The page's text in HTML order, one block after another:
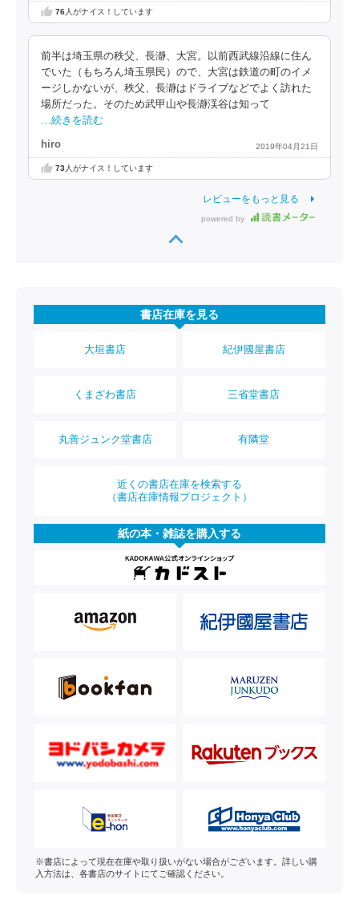
76人がナイス！しています
前半は埼玉県の秩父、長瀞、大宮。以前西武線沿線に住ん
でいた（もちろん埼玉県民）ので、大宮は鉄道の町のイメ
ージしかないが、秩父、長瀞はドライブなどでよく訪れた
場所だった。そのため武甲山や長瀞渓谷は知って
…続きを読む
hiro 2019年04月21日
73人がナイス！しています
レビューをもっと見る
powered by
書店在庫を見る
大垣書店 紀伊國屋書店
くまざわ書店 三省堂書店
丸善ジュンク堂書店 有隣堂
近くの書店在庫を検索する
（書店在庫情報プロジェクト）
紙の本・雑誌を購入する
※書店によって現在在庫や取り扱いがない場合がございます。詳しい購
入方法は、各書店のサイトにてご確認ください。